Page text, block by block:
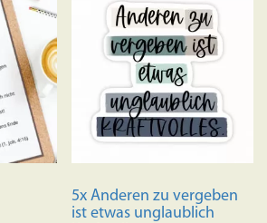
5x Anderen zu vergeben
ist etwas unglaublich